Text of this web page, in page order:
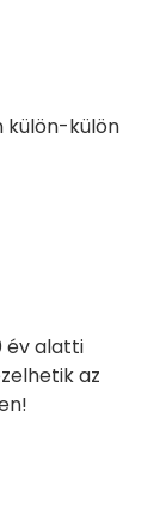
külön-külön
év alatti
az